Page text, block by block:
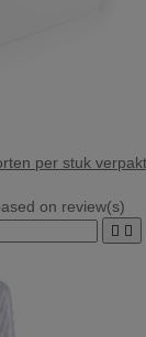
per stuk
on review(s)
 